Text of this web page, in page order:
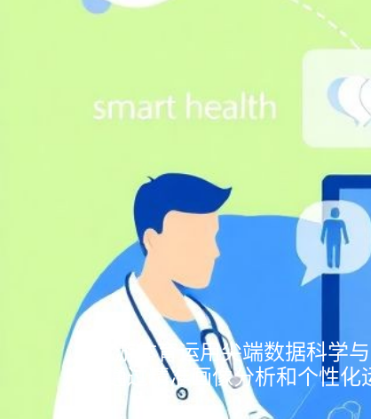
- 九游体育运用尖端数据科学
户，通过精准画像分析和个性